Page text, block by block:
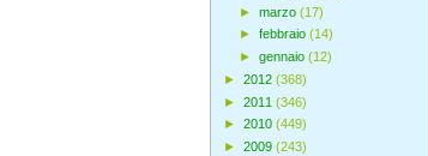
► marzo (17)
► febbraio (14)
► gennaio (12)
► 2012 (368)
► 2011 (346)
► 2010 (449)
► 2009 (243)